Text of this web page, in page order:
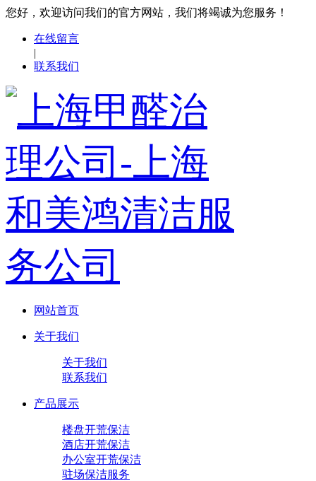
您好，欢迎访问我们的官方网站，我们将竭诚为您服务！
在线留言
|
联系我们
网站首页
关于我们
关于我们
联系我们
产品展示
楼盘开荒保洁
酒店开荒保洁
办公室开荒保洁
驻场保洁服务